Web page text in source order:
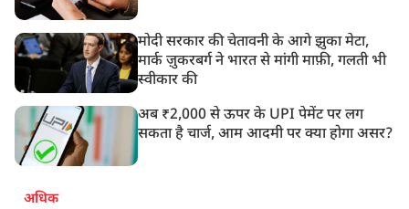
मोदी सरकार की चेतावनी के आगे झुका मेटा,
मार्क ज़ुकरबर्ग ने भारत से मांगी माफ़ी, गलती भी
स्वीकार की
अब ₹2,000 से ऊपर के UPI पेमेंट पर लग
सकता है चार्ज, आम आदमी पर क्या होगा असर?
अधिक